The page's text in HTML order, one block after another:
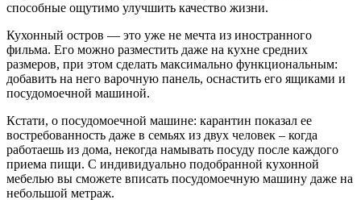
способные ощутимо улучшить качество жизни.
Кухонный остров — это уже не мечта из иностранного
фильма. Его можно разместить даже на кухне средних
размеров, при этом сделать максимально функциональным:
добавить на него варочную панель, оснастить его ящиками и
посудомоечной машиной.
Кстати, о посудомоечной машине: карантин показал ее
востребованность даже в семьях из двух человек – когда
работаешь из дома, некогда намывать посуду после каждого
приема пищи. С индивидуально подобранной кухонной
мебелью вы сможете вписать посудомоечную машину даже на
небольшой метраж.